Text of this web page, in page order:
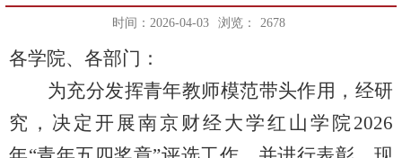
时间：2026-04-03 浏览： 2678
各学院、各部门：
为充分发挥青年教师模范带头作用，经研
究，决定开展南京财经大学红山学院2026